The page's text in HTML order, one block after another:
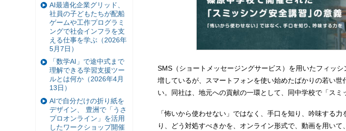
SMS（ショートメッセージングサービス）を用いたフィッ
増しているが、スマートフォンを使い始めたばかりの若い
い。同社は、地元への貢献の一環として、同中学校で「スミ
「怖いから使わせない」ではなく、手口を知り、吟味する
り、どう対処すべきかを、オンライン形式で、動画を用いて
AI最適化企業グリッド、
社員の子どもたちが配船
ゲームや工作プログラミ
ングで社会インフラを支
える仕事を学ぶ（2026年
5月7日）
「数学AI」で途中式まで
理解できる学習支援ツー
ルとは何か（2026年4月
13日）
AIで自分だけの折り紙を
デザイン、 豊洲で「うさ
プロオンライン」を活用
したワークショップ開催